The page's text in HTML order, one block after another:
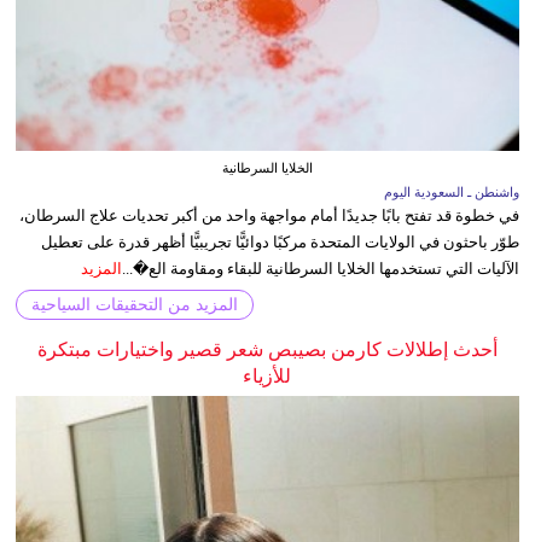
الخلايا السرطانية
واشنطن ـ السعودية اليوم
في خطوة قد تفتح بابًا جديدًا أمام مواجهة واحد من أكبر تحديات علاج السرطان،
طوّر باحثون في الولايات المتحدة مركبًا دوائيًّا تجريبيًّا أظهر قدرة على تعطيل
الآليات التي تستخدمها الخلايا السرطانية للبقاء ومقاومة الع�... المزيد
المزيد من التحقيقات السياحية
أحدث إطلالات كارمن بصيبص شعر قصير واختيارات مبتكرة
للأزياء